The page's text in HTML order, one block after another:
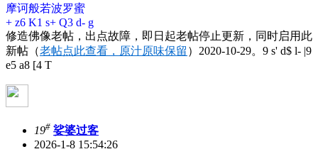
摩诃般若波罗蜜
+ z6 K1 s+ Q3 d- g
修造佛像老帖，出点故障，即日起老帖停止更新，同时启用此
新帖（老帖点此查看，原汁原味保留 ）2020-10-29。 9 s' d$ l- |9
e5 a8 [4 T
19# 娑婆过客
2026-1-8 15:54:26